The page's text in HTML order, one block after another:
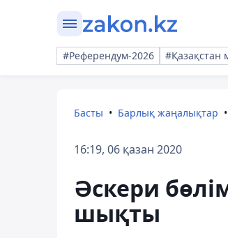
#Референдум-2026
Басты Барлық жаңалықтар
16:19, 06 қазан 2020
Әскери
шықты